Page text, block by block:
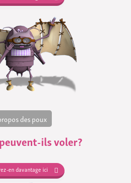
des poux
ils voler?
en davantage ici